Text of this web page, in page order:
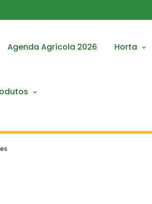
Agenda Agrícola 2026 Horta